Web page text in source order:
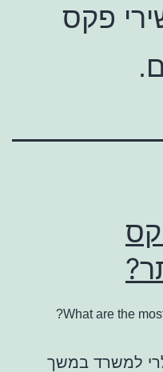
פקס
What are the
למשרד במשך